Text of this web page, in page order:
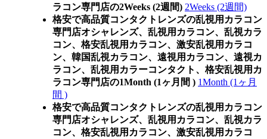
ラコン専門店の2Weeks (2週間) 2Weeks (2週間)
格安で高品質コンタクトレンズの乱視用カラコン
専門店オシャレンズ、乱視用カラコン、乱視カラ
コン、格安乱視用カラコン、激安乱視用カラコ
ン、韓国乱視カラコン、遠視用カラコン、遠視カ
ラコン、乱視用カラーコンタクト、格安乱視用カ
ラコン専門店の1Month (1ヶ月間 ) 1Month (1ヶ月
間 )
格安で高品質コンタクトレンズの乱視用カラコン
専門店オシャレンズ、乱視用カラコン、乱視カラ
コン、格安乱視用カラコン、激安乱視用カラコ